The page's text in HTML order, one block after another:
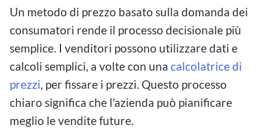
Un metodo di prezzo basato sulla domanda dei
consumatori rende il processo decisionale più
semplice. I venditori possono utilizzare dati e
calcoli semplici, a volte con una calcolatrice di
prezzi, per fissare i prezzi. Questo processo
chiaro significa che l'azienda può pianificare
meglio le vendite future.